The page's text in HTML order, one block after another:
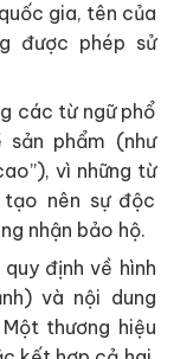
gia, tên của
được phép sử
các từ ngữ phổ
phẩm (như
vì những từ
nên sự độc
nhận bảo hộ.
định về hình
và nội dung
thương hiệu